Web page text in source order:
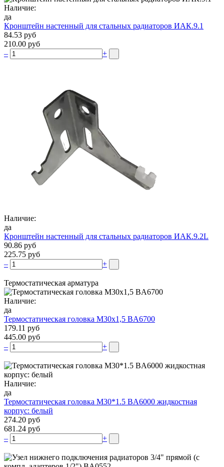
Наличие:
да
Кронштейн настенный для стальных радиаторов ИАК.9.1
84.53 руб
210.00 руб
–
+
Наличие:
да
Кронштейн настенный для стальных радиаторов ИАК.9.2L
90.86 руб
225.75 руб
–
+
Термостатическая арматура
Наличие:
да
Термостатическая головка М30х1,5 BA6700
179.11 руб
445.00 руб
–
+
Наличие:
да
Термостатическая головка M30*1.5 BA6000 жидкостная
корпус: белый
274.20 руб
681.24 руб
–
+